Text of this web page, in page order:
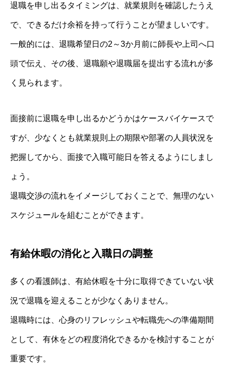
退職を申し出るタイミングは、就業規則を確認したうえ
で、できるだけ余裕を持って行うことが望ましいです。
一般的には、退職希望日の2～3か月前に師長や上司へ口
頭で伝え、その後、退職願や退職届を提出する流れが多
く見られます。
面接前に退職を申し出るかどうかはケースバイケースで
すが、少なくとも就業規則上の期限や部署の人員状況を
把握してから、面接で入職可能日を答えるようにしまし
ょう。
退職交渉の流れをイメージしておくことで、無理のない
スケジュールを組むことができます。
有給休暇の消化と入職日の調整
多くの看護師は、有給休暇を十分に取得できていない状
況で退職を迎えることが少なくありません。
退職時には、心身のリフレッシュや転職先への準備期間
として、有休をどの程度消化できるかを検討することが
重要です。